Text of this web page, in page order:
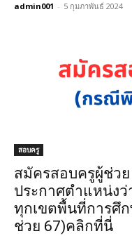
admin001 - 5 กุมภาพันธ์ 2024
สอบครู
สมัครสอบครูผู้ช่ว
ประกาศตำแหน่ง
ทุกเขตพื้นที่การศึ
ช่วย 67)คลิกที่นี่